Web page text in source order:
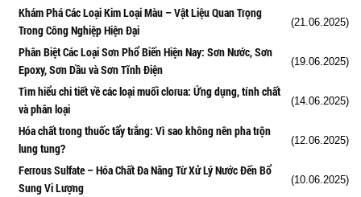
Khám Phá Các Loại Kim Loại Màu – Vật Liệu Quan Trọng
Trong Công Nghiệp Hiện Đại
(21.06.2025)
Phân Biệt Các Loại Sơn Phổ Biến Hiện Nay: Sơn Nước, Sơn
Epoxy, Sơn Dầu và Sơn Tĩnh Điện
(19.06.2025)
Tìm hiểu chi tiết về các loại muối clorua: Ứng dụng, tính chất
và phân loại
(14.06.2025)
Hóa chất trong thuốc tẩy trắng: Vì sao không nên pha trộn
lung tung?
(12.06.2025)
Ferrous Sulfate – Hóa Chất Đa Năng Từ Xử Lý Nước Đến Bổ
Sung Vi Lượng
(10.06.2025)